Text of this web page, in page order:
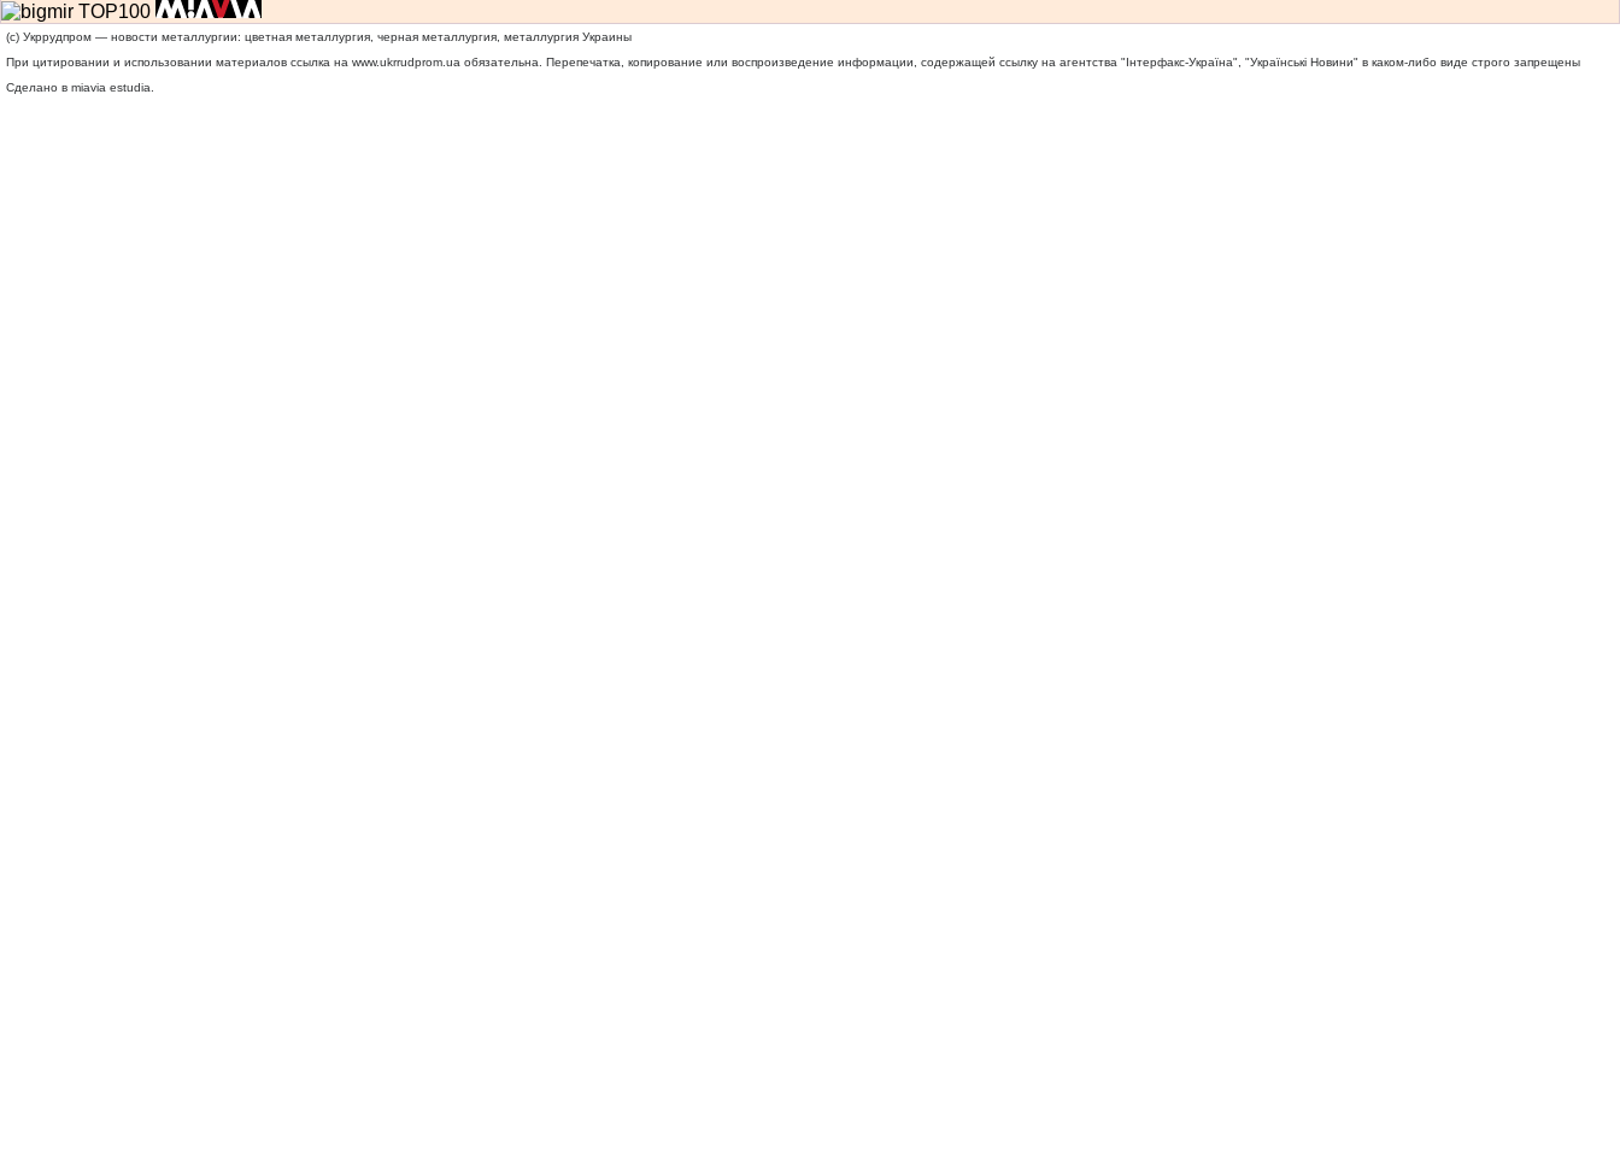
(c) Укррудпром — новости металлургии: цветная металлургия, черная металлургия, металлургия Украины
При цитировании и использовании материалов ссылка на www.ukrrudprom.ua обязательна. Перепечатка, копирование или воспроизведение информации, содержащей ссылку на агентства "Iнтерфакс-Україна", "Українськi Новини" в каком-либо виде строго запрещены
Сделано в miavia estudia.